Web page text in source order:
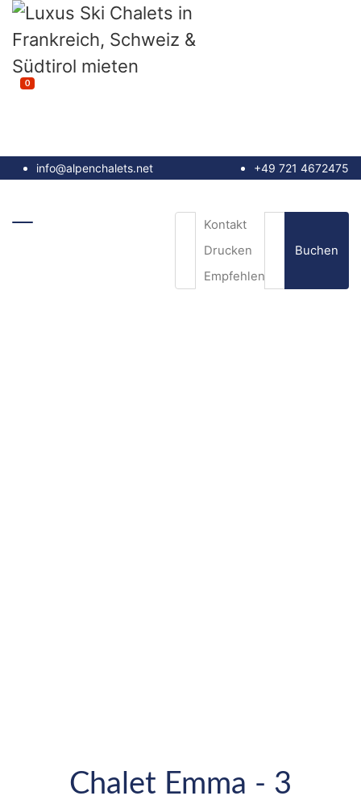
0
info@alpenchalets.net +49 721 4672475
Kontakt
Drucken
Empfehlen
Buchen
Chalet Emma - 3